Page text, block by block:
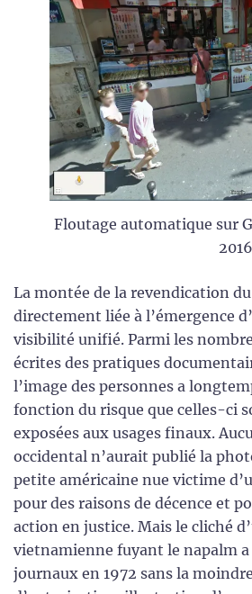
Floutage automatique sur
La montée de la revendication
directement liée à l’émergence
visibilité unifié. Parmi les
écrites des pratiques
l’image des personnes a
fonction du risque que celles-ci
exposées aux usages finaux.
occidental n’aurait publié la
petite américaine nue victime
pour des raisons de décence et
action en justice. Mais le cliché
vietnamienne fuyant le napalm a
journaux en 1972 sans la